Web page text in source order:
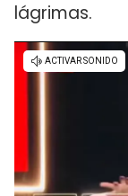
lágrimas.